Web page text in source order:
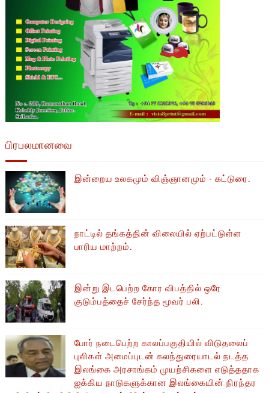
பிரபலமானவை
இன்றைய உலகமும் விஞ்ஞானமும் - கட்டுரை.
நாட்டில் தங்கத்தின் விலையில் ஏற்பட்டுள்ள
பாரிய மாற்றம்.
இன்று இடபெற்ற கோர விபத்தில் ஒரே
குடும்பத்தைச் சேர்ந்த மூவர் பலி.
போர் நடைபெற்ற காலப்பகுதியில் ​​விடுதலைப்
புலிகள் அமைப்புடன் கலந்துரையாடல் நடத்த
இலங்கை அரசாங்கம் முயற்சிகளை எடுத்ததாக
ஐக்கிய நாடுகளுக்கான இலங்கையின் நிரந்தர